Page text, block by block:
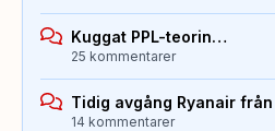
Kuggat PPL-teorin…
25 kommentarer
Tidig avgång Ryanair
14 kommentarer